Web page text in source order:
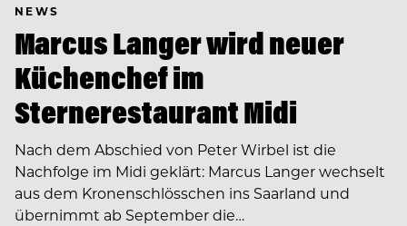
NEWS
Marcus Langer wird neuer
Küchenchef im
Sternerestaurant Midi
Nach dem Abschied von Peter Wirbel ist die
Nachfolge im Midi geklärt: Marcus Langer wechselt
aus dem Kronenschlösschen ins Saarland und
übernimmt ab September die…